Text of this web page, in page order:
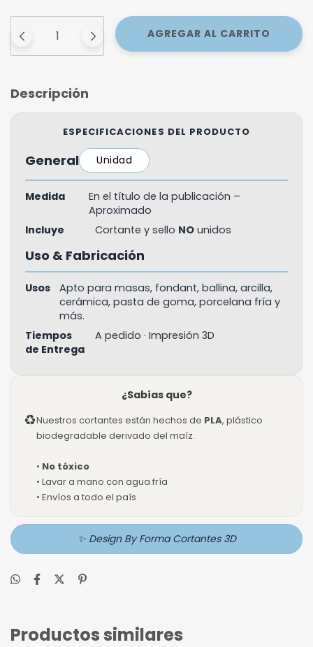
Descripción
ESPECIFICACIONES DEL PRODUCTO
General Unidad
Medida
En el título de la publicación –
Aproximado
Incluye
Cortante y sello NO unidos
Uso & Fabricación
Usos
Apto para masas, fondant, ballina, arcilla,
cerámica, pasta de goma, porcelana fría y
más.
Tiempos
de Entrega
A pedido · Impresión 3D
¿Sabías que?
♻Nuestros cortantes están hechos de PLA, plástico
biodegradable derivado del maíz.
• No tóxico
• Lavar a mano con agua fría
• Envíos a todo el país
✨ Design By Forma Cortantes 3D
Productos similares